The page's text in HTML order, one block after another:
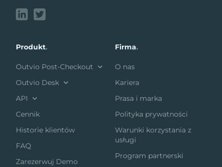
Produkt.
Outvio Post-Checkout
Outvio Desk
API
Cennik
Historie klientów
FAQ
Zarezerwuj Demo
Firma.
O nas
Kariera
Prasa i marka
Polityka prywatności
Warunki korzystania z
usługi
Program partnerski